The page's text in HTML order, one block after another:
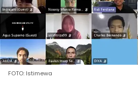
FOTO: Istimewa